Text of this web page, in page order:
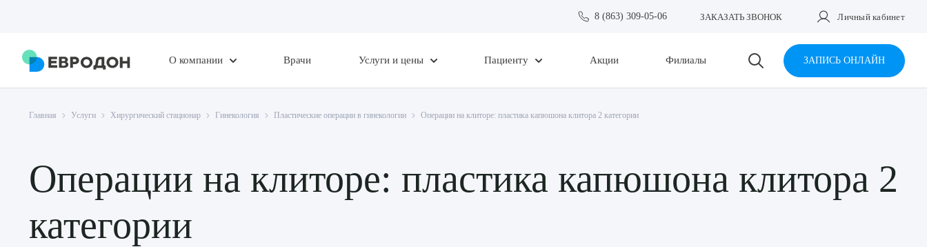
8 (863) 309-05-06 ЗАКАЗАТЬ ЗВОНОК Личный кабинет
О компании Врачи Услуги и цены Пациенту Акции Филиалы ЗАПИСЬ ОНЛАЙН
Главная Услуги Хирургический стационар Гинекология Пластические операции в гинекологии Операции на клиторе: пластика капюшона клитора 2 категории
Операции на клиторе: пластика капюшона клитора 2
категории